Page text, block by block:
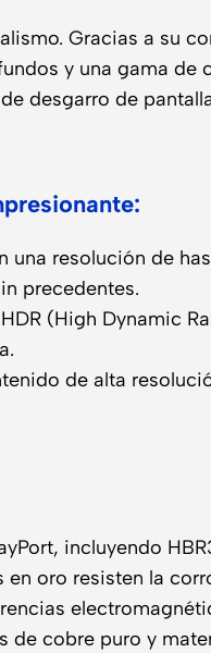
Gracias a su
y una gama
desgarro de
una resolución de
precedentes.
(High Dynamic
de alta
incluyendo
en oro resisten la
de cobre puro y